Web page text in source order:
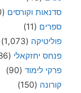
סדנאות וקורסים (10)
ספרים (11)
פוליטיקה (1,073)
פנחס יחזקאלי (1,986)
פרקי לימוד (90)
קורונה (150)